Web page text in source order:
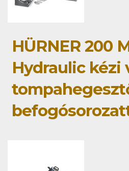
HÜRNER 200
Hydraulic kézi